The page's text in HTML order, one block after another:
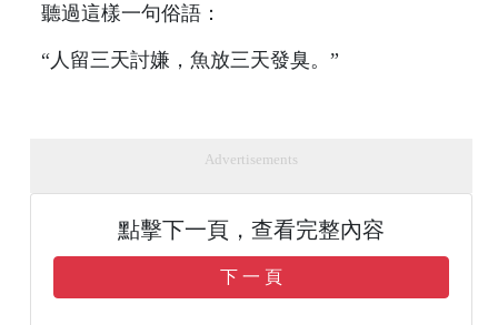
聽過這樣一句俗語：
“人留三天討嫌，魚放三天發臭。”
Advertisements
點擊下一頁，查看完整內容
下 一 頁